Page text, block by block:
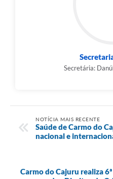
Secretária:
NOTÍCIA MAIS RECENTE
Saúde de Carmo do
nacional e
Carmo do Cajuru realiza